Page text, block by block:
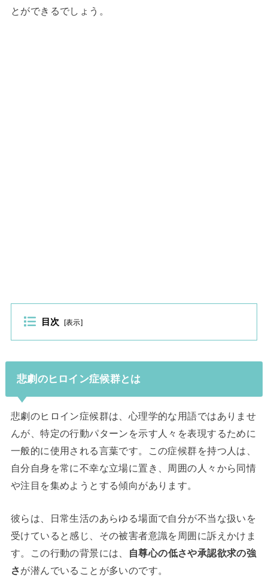
とができるでしょう。
目次 [表示]
悲劇のヒロイン症候群とは
悲劇のヒロイン症候群は、心理学的な用語ではありませ
んが、特定の行動パターンを示す人々を表現するために
一般的に使用される言葉です。この症候群を持つ人は、
自分自身を常に不幸な立場に置き、周囲の人々から同情
や注目を集めようとする傾向があります。
彼らは、日常生活のあらゆる場面で自分が不当な扱いを
受けていると感じ、その被害者意識を周囲に訴えかけま
す。この行動の背景には、
自尊心の低さや承認欲求の強
さが潜んでいることが多いのです。